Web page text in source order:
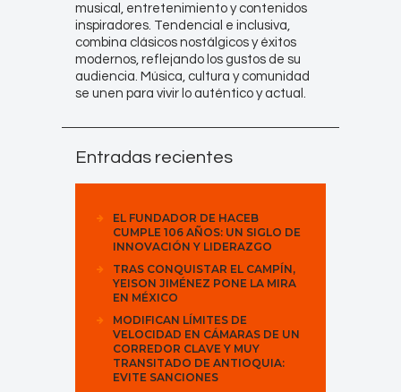
musical, entretenimiento y contenidos
inspiradores. Tendencial e inclusiva,
combina clásicos nostálgicos y éxitos
modernos, reflejando los gustos de su
audiencia. Música, cultura y comunidad
se unen para vivir lo auténtico y actual.
Entradas recientes
EL FUNDADOR DE HACEB
CUMPLE 106 AÑOS: UN SIGLO DE
INNOVACIÓN Y LIDERAZGO
TRAS CONQUISTAR EL CAMPÍN,
YEISON JIMÉNEZ PONE LA MIRA
EN MÉXICO
MODIFICAN LÍMITES DE
VELOCIDAD EN CÁMARAS DE UN
CORREDOR CLAVE Y MUY
TRANSITADO DE ANTIOQUIA:
EVITE SANCIONES